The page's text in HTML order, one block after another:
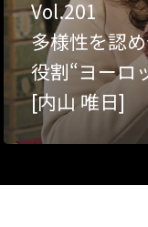
Vol.201
多様性を認
役割“ヨーロ
[内山 唯日]